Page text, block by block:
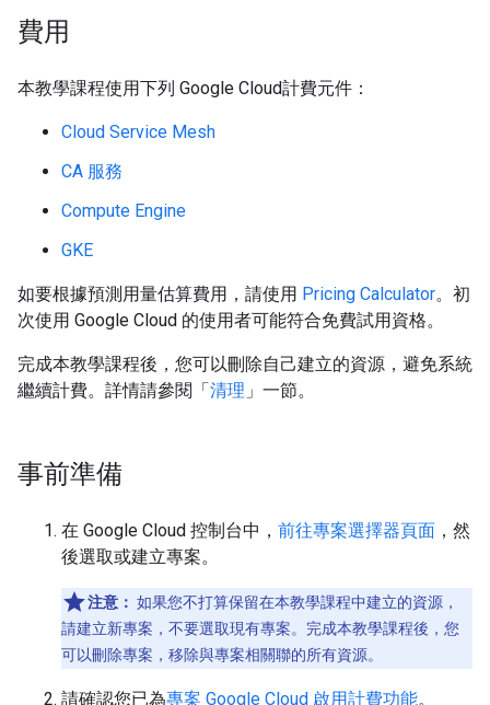
費用
本教學課程使用下列 Google Cloud計費元件：
Cloud Service Mesh
CA 服務
Compute Engine
GKE
如要根據預測用量估算費用，請使用 Pricing Calculator。初
次使用 Google Cloud 的使用者可能符合免費試用資格。
完成本教學課程後，您可以刪除自己建立的資源，避免系統
繼續計費。詳情請參閱「清理 」一節。
事前準備
在 Google Cloud 控制台中， 前往專案選擇器頁面 ，然
後選取或建立專案。
注意： 如果您不打算保留在本教學課程中建立的資源，
請建立新專案，不要選取現有專案。完成本教學課程後，您
可以刪除專案，移除與專案相關聯的所有資源。
請確認您已為專案 Google Cloud 啟用計費功能。